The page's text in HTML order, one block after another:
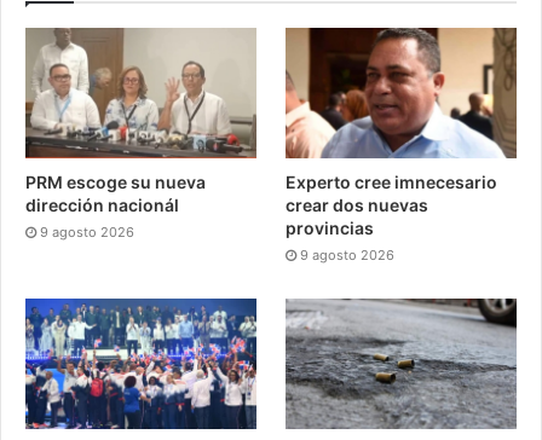
PRM escoge su nueva
dirección nacionál
9 agosto 2026
Experto cree imnecesario
crear dos nuevas
provincias
9 agosto 2026